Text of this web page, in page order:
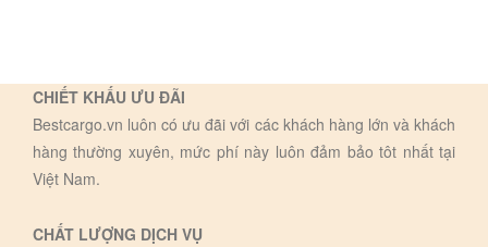
CHIẾT KHẤU ƯU ĐÃI
Bestcargo.vn luôn có ưu đãi với các khách hàng lớn và khách
hàng thường xuyên, mức phí này luôn đảm bảo tôt nhất tại
Việt Nam.
CHẤT LƯỢNG DỊCH VỤ